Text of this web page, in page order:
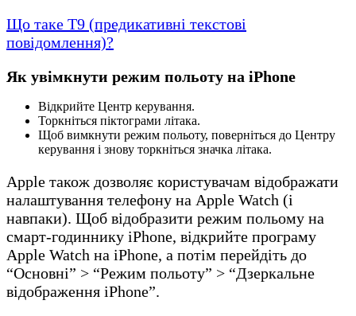
Що таке T9 (предикативні текстові
повідомлення)?
Як увімкнути режим польоту на iPhone
Відкрийте Центр керування.
Торкніться піктограми літака.
Щоб вимкнути режим польоту, поверніться до Центру
керування і знову торкніться значка літака.
Apple також дозволяє користувачам відображати
налаштування телефону на Apple Watch (і
навпаки). Щоб відобразити режим польому на
смарт-годиннику iPhone, відкрийте програму
Apple Watch на iPhone, а потім перейдіть до
“Основні” > “Режим польоту” > “Дзеркальне
відображення iPhone”.